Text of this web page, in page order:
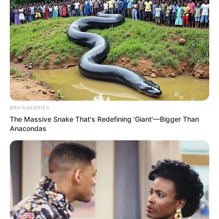
kimi xəbərləri yox imiş. Hələ bu azmış kimi, ofisanta
göstəriş verir ki, yağın pulunu çıx. Üzrü qəbahətindən də
böyük! Tam ödənişi etdim, amma heyif qazın və tavanın
pulunu almadılar.
Rəhbərliyə sözümü necə lazımdır dediyim üçün adını
yazmağı mənasız hesab edirəm. Daha öncə bütün
yerlərin adını yazmışam, ondan sonra başlayıblar könül
almaq məqsədilə "elçiliyə". Bu isə mənə lazım deyil”, - o
BRAINBERRIES
The Massive Snake That's Redefining 'Giant'—Bigger Than
Anacondas